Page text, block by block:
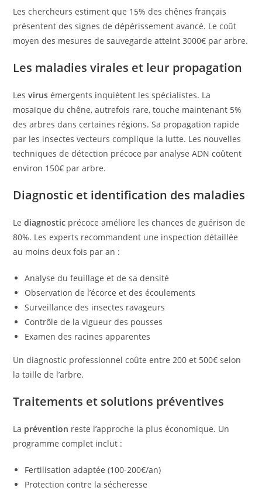
Les chercheurs estiment que 15% des chênes français
présentent des signes de dépérissement avancé. Le coût
moyen des mesures de sauvegarde atteint 3000€ par arbre.
Les maladies virales et leur propagation
Lesvirus émergents inquiètent les spécialistes. La
mosaïque du chêne, autrefois rare, touche maintenant 5%
des arbres dans certaines régions. Sa propagation rapide
par les insectes vecteurs complique la lutte. Les nouvelles
techniques de détection précoce par analyse ADN coûtent
environ 150€ par arbre.
Diagnostic et identification des maladies
Lediagnostic précoce améliore les chances de guérison de
80%. Les experts recommandent une inspection détaillée
au moins deux fois par an :
Analyse du feuillage et de sa densité
Observation de l’écorce et des écoulements
Surveillance des insectes ravageurs
Contrôle de la vigueur des pousses
Examen des racines apparentes
Un diagnostic professionnel coûte entre 200 et 500€ selon
la taille de l’arbre.
Traitements et solutions préventives
La prévention reste l’approche la plus économique. Un
programme complet inclut :
Fertilisation adaptée (100-200€/an)
Protection contre la sécheresse